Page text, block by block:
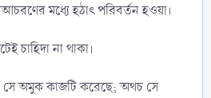
মধ্যে হঠাৎ পরিবর্তন হওয়া।
চাহিদা না থাকা।
সে অমুক কাজটি করেছে; অথচ সে